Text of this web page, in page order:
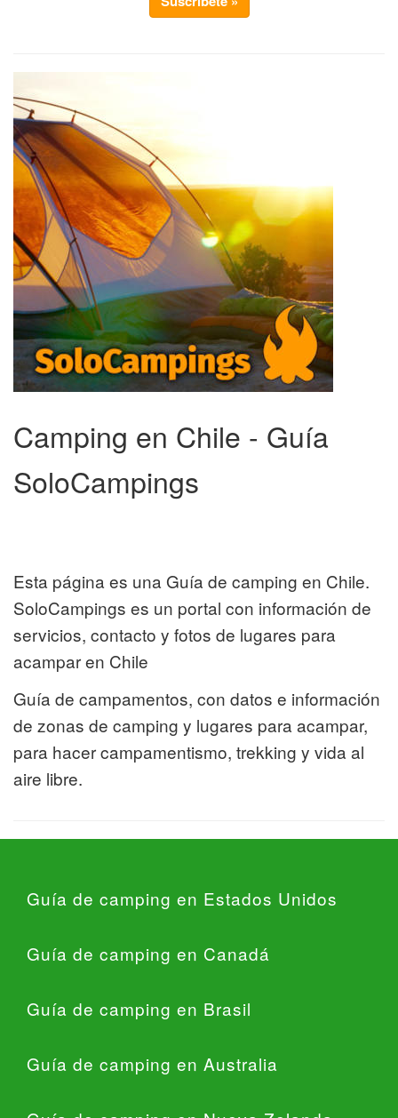
Camping en Chile - Guía
SoloCampings
Esta página es una Guía de camping en Chile.
SoloCampings es un portal con información de
servicios, contacto y fotos de lugares para
acampar en Chile
Guía de campamentos, con datos e información
de zonas de camping y lugares para acampar,
para hacer campamentismo, trekking y vida al
aire libre.
Guía de camping en Estados Unidos
Guía de camping en Canadá
Guía de camping en Brasil
Guía de camping en Australia